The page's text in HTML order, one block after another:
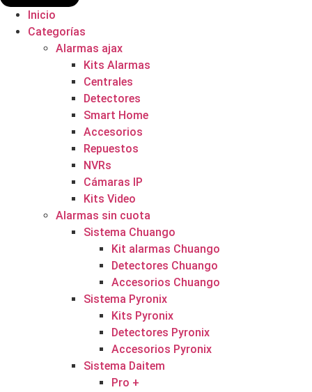
Inicio
Categorías
Alarmas ajax
Kits Alarmas
Centrales
Detectores
Smart Home
Accesorios
Repuestos
NVRs
Cámaras IP
Kits Video
Alarmas sin cuota
Sistema Chuango
Kit alarmas Chuango
Detectores Chuango
Accesorios Chuango
Sistema Pyronix
Kits Pyronix
Detectores Pyronix
Accesorios Pyronix
Sistema Daitem
Pro +